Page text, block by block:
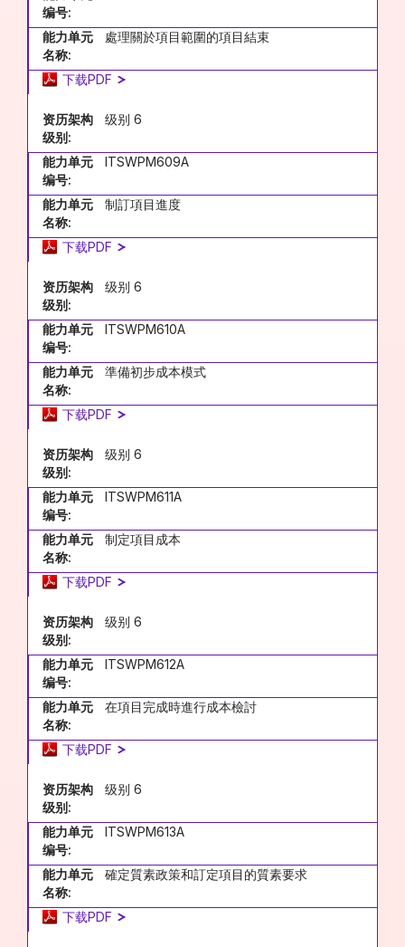
编号:
能力单元
名称:
處理關於項目範圍的項目結束
下载PDF
资历架构
级别:
级别 6
能力单元
编号:
ITSWPM609A
能力单元
名称:
制訂項目進度
下载PDF
资历架构
级别:
级别 6
能力单元
编号:
ITSWPM610A
能力单元
名称:
準備初步成本模式
下载PDF
资历架构
级别:
级别 6
能力单元
编号:
ITSWPM611A
能力单元
名称:
制定項目成本
下载PDF
资历架构
级别:
级别 6
能力单元
编号:
ITSWPM612A
能力单元
名称:
在項目完成時進行成本檢討
下载PDF
资历架构
级别:
级别 6
能力单元
编号:
ITSWPM613A
能力单元
名称:
確定質素政策和訂定項目的質素要求
下载PDF